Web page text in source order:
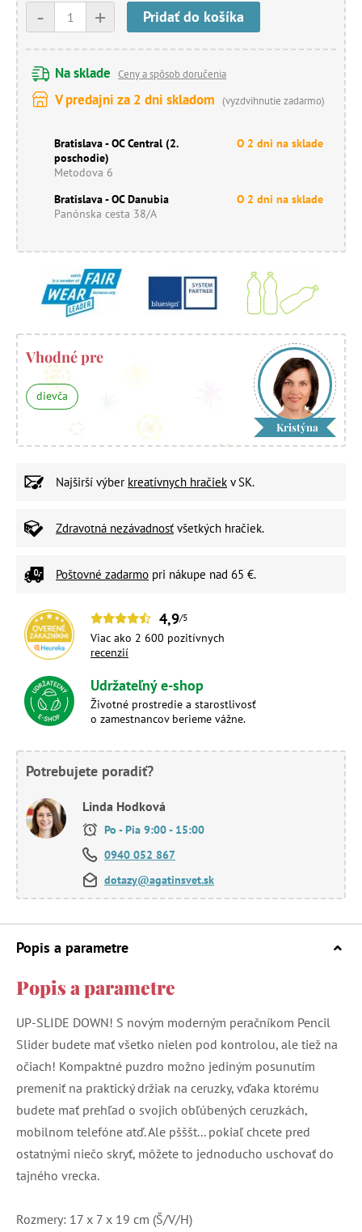
+
- Pridať do košíka
Na sklade Ceny a spôsob doručenia
V predajni za 2 dni skladom (vyzdvihnutie zadarmo)
Bratislava - OC Central (2.
poschodie)
Metodova 6
O 2 dni na sklade
Bratislava - OC Danubia
Panónska cesta 38/A
O 2 dni na sklade
Vhodné pre
dievča
Kristýna
Najširší výber kreatívnych hračiek v SK.
Zdravotná nezávadnosť všetkých hračiek.
Poštovné zadarmo pri nákupe nad 65 €.
4,9/5
Viac ako 2 600 pozitívnych
recenzií
Udržateľný e-shop
Životné prostredie a starostlivosť
o zamestnancov berieme vážne.
Potrebujete poradiť?
Linda Hodková
Po - Pia 9:00 - 15:00
0940 052 867
dotazy@agatinsvet.sk
Popis a parametre
Popis a parametre
UP-SLIDE DOWN! S novým moderným peračníkom Pencil
Slider budete mať všetko nielen pod kontrolou, ale tiež na
očiach! Kompaktné puzdro možno jediným posunutím
premeniť na praktický držiak na ceruzky, vďaka ktorému
budete mať prehľad o svojich obľúbených ceruzkách,
mobilnom telefóne atď. Ale pšššt... pokiaľ chcete pred
ostatnými niečo skryť, môžete to jednoducho uschovať do
tajného vrecka.
Rozmery: 17 x 7 x 19 cm (Š/V/H)